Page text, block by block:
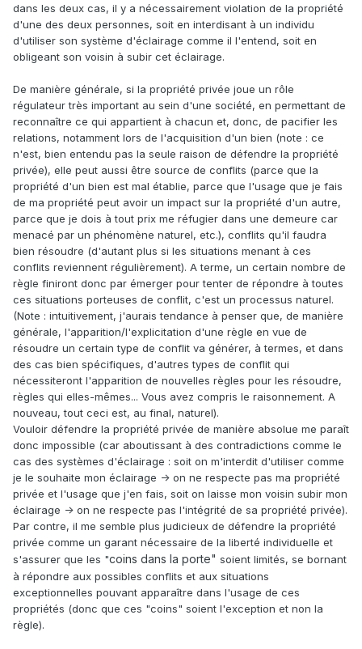
dans les deux cas, il y a nécessairement violation de la propriété
d'une des deux personnes, soit en interdisant à un individu
d'utiliser son système d'éclairage comme il l'entend, soit en
obligeant son voisin à subir cet éclairage.
De manière générale, si la propriété privée joue un rôle
régulateur très important au sein d'une société, en permettant de
reconnaître ce qui appartient à chacun et, donc, de pacifier les
relations, notamment lors de l'acquisition d'un bien (note : ce
n'est, bien entendu pas la seule raison de défendre la propriété
privée), elle peut aussi être source de conflits (parce que la
propriété d'un bien est mal établie, parce que l'usage que je fais
de ma propriété peut avoir un impact sur la propriété d'un autre,
parce que je dois à tout prix me réfugier dans une demeure car
menacé par un phénomène naturel, etc.), conflits qu'il faudra
bien résoudre (d'autant plus si les situations menant à ces
conflits reviennent régulièrement). A terme, un certain nombre de
règle finiront donc par émerger pour tenter de répondre à toutes
ces situations porteuses de conflit, c'est un processus naturel.
(Note : intuitivement, j'aurais tendance à penser que, de manière
générale, l'apparition/l'explicitation d'une règle en vue de
résoudre un certain type de conflit va générer, à termes, et dans
des cas bien spécifiques, d'autres types de conflit qui
nécessiteront l'apparition de nouvelles règles pour les résoudre,
règles qui elles-mêmes... Vous avez compris le raisonnement. A
nouveau, tout ceci est, au final, naturel).
Vouloir défendre la propriété privée de manière absolue me paraît
donc impossible (car aboutissant à des contradictions comme le
cas des systèmes d'éclairage : soit on m'interdit d'utiliser comme
je le souhaite mon éclairage -> on ne respecte pas ma propriété
privée et l'usage que j'en fais, soit on laisse mon voisin subir mon
éclairage -> on ne respecte pas l'intégrité de sa propriété privée).
Par contre, il me semble plus judicieux de défendre la propriété
privée comme un garant nécessaire de la liberté individuelle et
s'assurer que les "coins dans la porte" soient limités, se bornant
à répondre aux possibles conflits et aux situations
exceptionnelles pouvant apparaître dans l'usage de ces
propriétés (donc que ces "coins" soient l'exception et non la
règle).